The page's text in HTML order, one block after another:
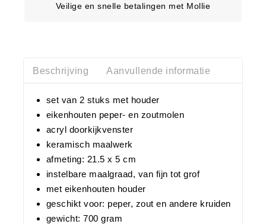
Veilige en snelle betalingen met Mollie
Beschrijving Aanvullende informatie
set van 2 stuks met houder
eikenhouten peper- en zoutmolen
acryl doorkijkvenster
keramisch maalwerk
afmeting: 21.5 x 5 cm
instelbare maalgraad, van fijn tot grof
met eikenhouten houder
geschikt voor: peper, zout en andere kruiden
gewicht: 700 gram